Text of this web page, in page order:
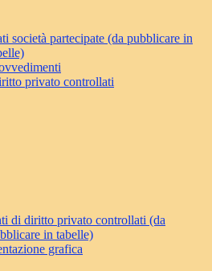
società partecipate (da pubblicare in
privato controllati
di diritto privato controllati (da
in tabelle)
grafica